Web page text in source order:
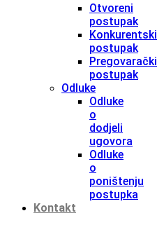
Otvoreni
postupak
Konkurentski
postupak
Pregovarački
postupak
Odluke
Odluke
o
dodjeli
ugovora
Odluke
o
poništenju
postupka
Kontakt